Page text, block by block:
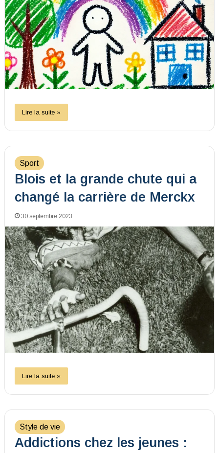
Lire la suite »
Sport
Blois et la grande chute qui a
changé la carrière de Merckx
30 septembre 2023
Lire la suite »
Style de vie
Addictions chez les jeunes :